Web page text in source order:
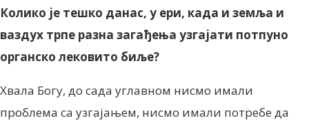
Колико је тешко данас, у ери, када и земља и
ваздух трпе разна загађења узгајати потпуно
органско лековито биље?
Хвала Богу, до сада углавном нисмо имали
проблема са узгајањем, нисмо имали потребе да